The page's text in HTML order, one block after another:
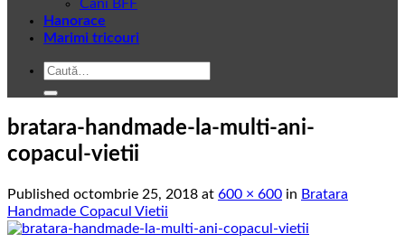
Cani BFF
Hanorace
Marimi tricouri
Caută
bratara-handmade-la-multi-ani-
copacul-vietii
Published octombrie 25, 2018 at 600 × 600 in Bratara
Handmade Copacul Vietii